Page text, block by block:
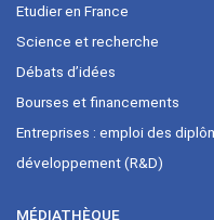
Etudier en France
Science et recherche
Débats d’idées
Bourses et financements
Entreprises : emploi des
développement (R&D)
MÉDIATHÈQUE